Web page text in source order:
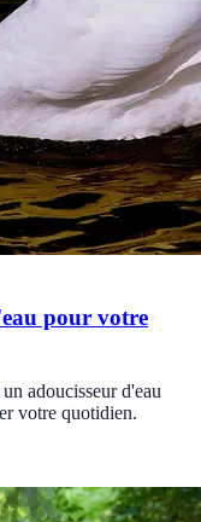
pour votre
adoucisseur d'eau
votre quotidien.